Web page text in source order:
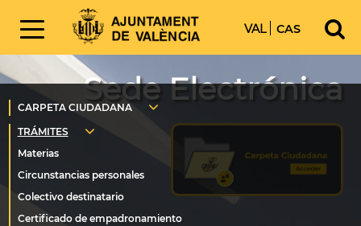
VAL CAS
Sede Electrónica